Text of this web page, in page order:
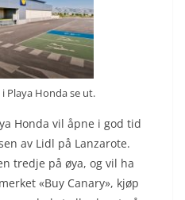
Playa Honda se ut.
Honda vil åpne i god tid
av Lidl på Lanzarote.
tredje på øya, og vil ha
«Buy Canary», kjøp